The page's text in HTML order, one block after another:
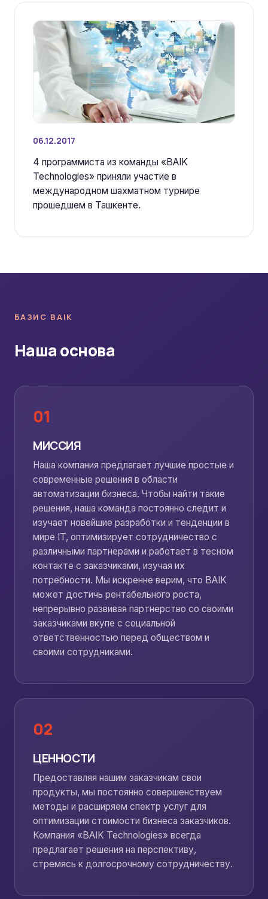
06.12.2017
4 программиста из команды «BAIK
Technologies» приняли участие в
международном шахматном турнире
прошедшем в Ташкенте.
БАЗИС BAIK
Наша основа
01
МИССИЯ
Наша компания предлагает лучшие простые и
современные решения в области
автоматизации бизнеса. Чтобы найти такие
решения, наша команда постоянно следит и
изучает новейшие разработки и тенденции в
мире IT, оптимизирует сотрудничество с
различными партнерами и работает в тесном
контакте с заказчиками, изучая их
потребности. Мы искренне верим, что BAIK
может достичь рентабельного роста,
непрерывно развивая партнерство со своими
заказчиками вкупе с социальной
ответственностью перед обществом и
своими сотрудниками.
02
ЦЕННОСТИ
Предоставляя нашим заказчикам свои
продукты, мы постоянно совершенствуем
методы и расширяем спектр услуг для
оптимизации стоимости бизнеса заказчиков.
Компания «BAIK Technologies» всегда
предлагает решения на перспективу,
стремясь к долгосрочному сотрудничеству.